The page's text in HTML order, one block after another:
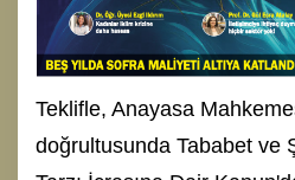
Teklifle, Anayasa
doğrultusunda Tababet ve